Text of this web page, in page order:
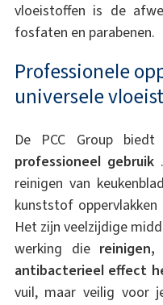
vloeistoffen is de
fosfaten en parabenen.
Professionele
universele
De PCC Group
professioneel gebruik
reinigen van
kunststof
Het zijn veelzijdige
werking die
antibacterieel effect
vuil, maar veilig voor